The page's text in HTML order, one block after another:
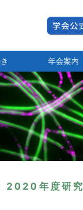
年会案内
2020年度研究